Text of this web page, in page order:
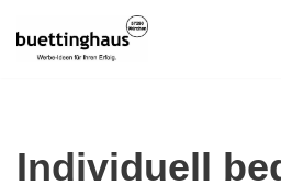
Zum
Individuell